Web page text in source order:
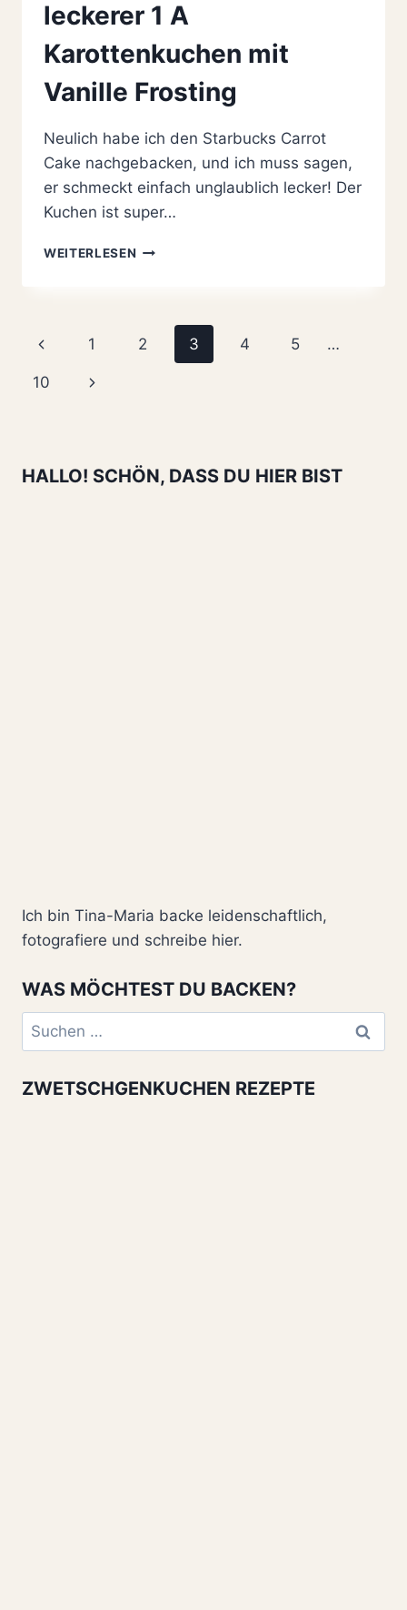
leckerer 1 A
Karottenkuchen mit
Vanille Frosting
Neulich habe ich den Starbucks Carrot
Cake nachgebacken, und ich muss sagen,
er schmeckt einfach unglaublich lecker! Der
Kuchen ist super…
WEITERLESEN STARBUCKS
ATEMBERAUBEND
LECKERER
Seitennavigation
Vorherige
Seite
1 2 3 4 5 …
10
Nächste
HALLO! SCHÖN, DASS DU HIER BIST
Ich bin Tina-Maria backe leidenschaftlich,
fotografiere und schreibe hier.
WAS MÖCHTEST DU BACKEN?
Suchen
nach:
ZWETSCHGENKUCHEN REZEPTE